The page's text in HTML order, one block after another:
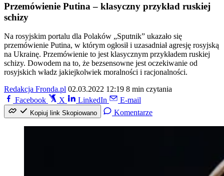
Przemówienie Putina – klasyczny przykład ruskiej
schizy
Na rosyjskim portalu dla Polaków „Sputnik” ukazało się
przemówienie Putina, w którym ogłosił i uzasadniał agresję rosyjską
na Ukrainę. Przemówienie to jest klasycznym przykładem ruskiej
schizy. Dowodem na to, że bezsensowne jest oczekiwanie od
rosyjskich władz jakiejkolwiek moralności i racjonalności.
Redakcja Fronda.pl 02.03.2022 12:19 8 min czytania
Facebook
X LinkedIn E-mail
Kopiuj link Skopiowano Komentarze